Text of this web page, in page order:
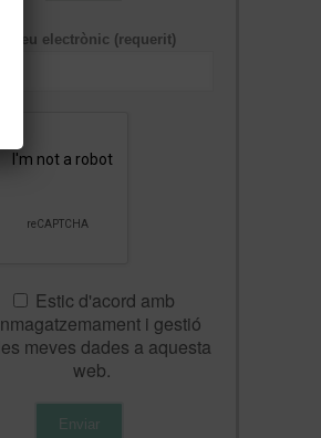
Correu electrònic (requerit)
Estic d'acord amb
i gestió
meves dades a aquesta
web.